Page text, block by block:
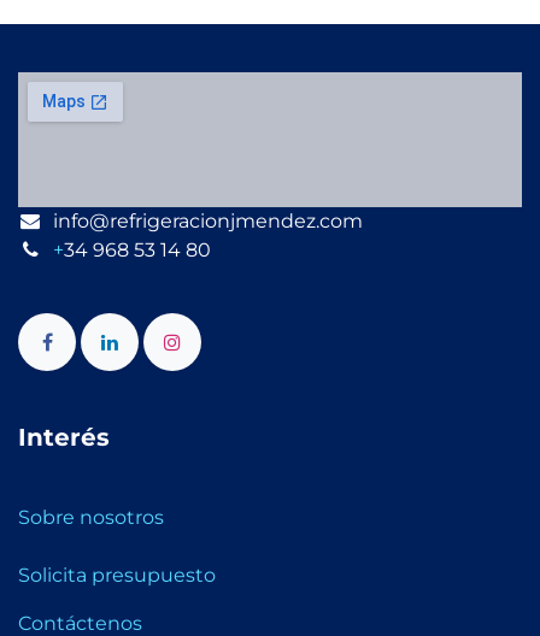
info@refrigeracionjmendez.com
+34 968 53 14 80
Interés
Sobre nosotros
Solicita presupuesto
Contáctenos